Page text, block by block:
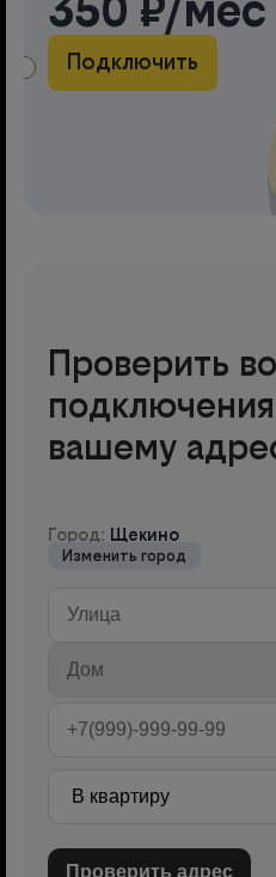
350 ₽/мес
Подключить
Проверить
вашему
Город: Щекино
Изменить город